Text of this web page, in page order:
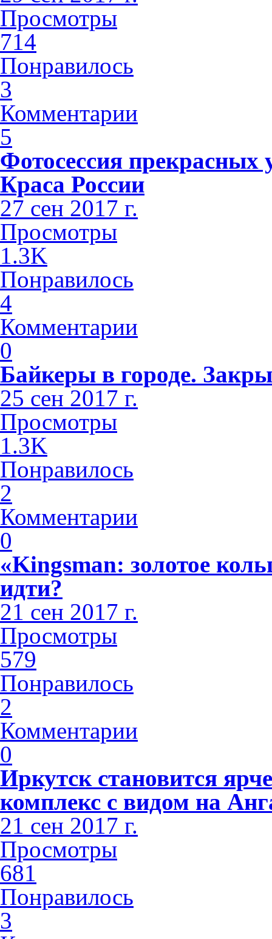
Просмотры
714
Понравилось
3
Комментарии
5
Фотосессия прекрасных
Краса России
27 сен 2017 г.
Просмотры
1.3K
Понравилось
4
Комментарии
0
Байкеры в городе.
25 сен 2017 г.
Просмотры
1.3K
Понравилось
2
Комментарии
0
«Kingsman: золотое
идти?
21 сен 2017 г.
Просмотры
579
Понравилось
2
Комментарии
0
Иркутск становится
комплекс с видом на
21 сен 2017 г.
Просмотры
681
Понравилось
3